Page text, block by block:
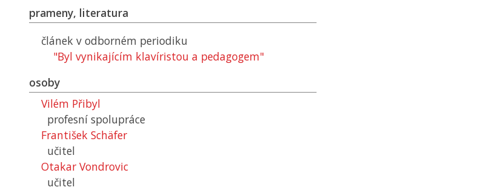
prameny, literatura
článek v odborném periodiku
"Byl vynikajícím klavíristou a pedagogem"
osoby
Vilém Přibyl
profesní spolupráce
František Schäfer
učitel
Otakar Vondrovic
učitel